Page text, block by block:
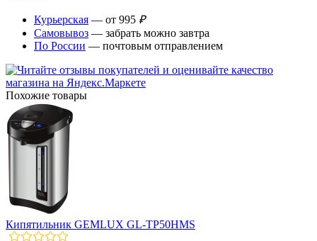
Курьерская — от 995 ₽
Самовывоз — забрать можно завтра
По России — почтовым отправлением
Похожие товары
Кипятильник GEMLUX GL-TP50HMS